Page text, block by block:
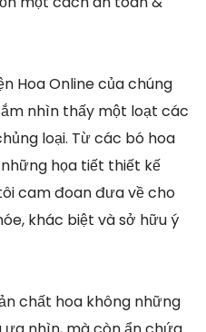
Hoa Online của chúng
nhìn thấy một loạt các
loại. Từ các bó hoa
họa tiết thiết kế
cam đoan đưa về cho
khác biệt và sở hữu ý
chất hoa không những